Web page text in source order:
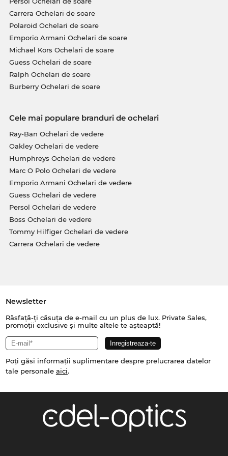
Carrera Ochelari de soare
Polaroid Ochelari de soare
Emporio Armani Ochelari de soare
Michael Kors Ochelari de soare
Guess Ochelari de soare
Ralph Ochelari de soare
Burberry Ochelari de soare
Cele mai populare branduri de ochelari
Ray-Ban Ochelari de vedere
Oakley Ochelari de vedere
Humphreys Ochelari de vedere
Marc O Polo Ochelari de vedere
Emporio Armani Ochelari de vedere
Guess Ochelari de vedere
Persol Ochelari de vedere
Boss Ochelari de vedere
Tommy Hilfiger Ochelari de vedere
Carrera Ochelari de vedere
Newsletter
Răsfață-ți căsuța de e-mail cu un plus de lux. Private Sales,
promoții exclusive și multe altele te așteaptă!
Poți găsi informații suplimentare despre prelucrarea datelor
tale personale aici.